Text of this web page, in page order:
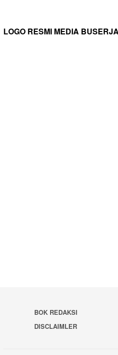
LOGO RESMI MEDIA
BOK REDAKSI
DISCLAIMLER